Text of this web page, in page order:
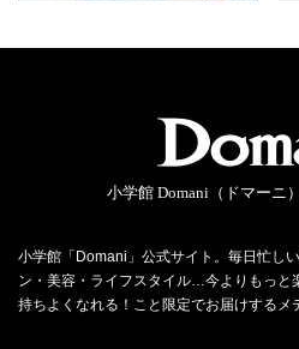
小学館 Domani（ドマーニ
小学館「Domani」公式サイト。毎日忙し
ン・美容・ライフスタイル…今よりもっと
持ちよくなれる！こと限定でお届けするメ